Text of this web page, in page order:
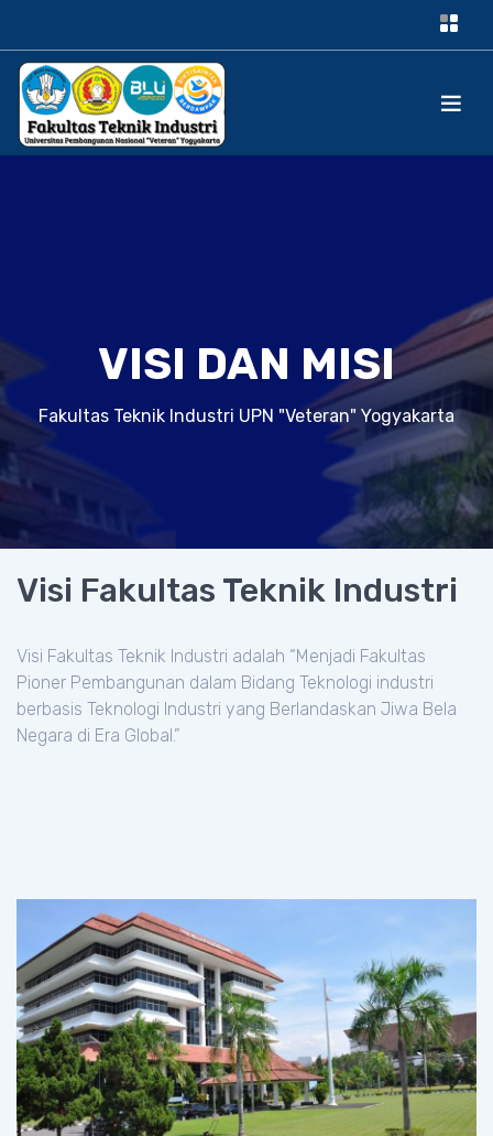
VISI DAN MISI
Fakultas Teknik Industri UPN "Veteran" Yogyakarta
Visi Fakultas Teknik Industri
Visi Fakultas Teknik Industri adalah “Menjadi Fakultas
Pioner Pembangunan dalam Bidang Teknologi industri
berbasis Teknologi Industri yang Berlandaskan Jiwa Bela
Negara di Era Global.”